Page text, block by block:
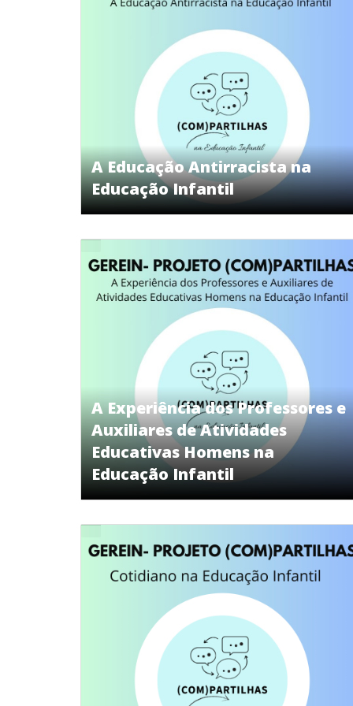
A Educação Antirracista na
Educação Infantil
A Experiência dos Professores e
Auxiliares de Atividades
Educativas Homens na
Educação Infantil